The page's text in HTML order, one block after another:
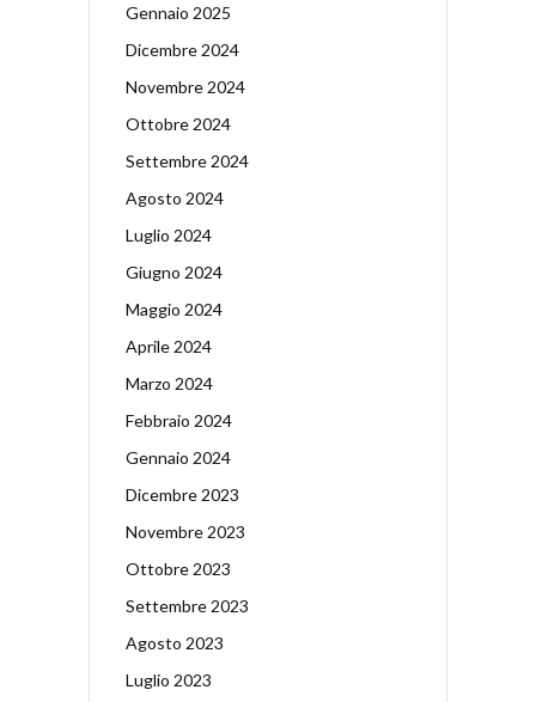
Gennaio 2025
Dicembre 2024
Novembre 2024
Ottobre 2024
Settembre 2024
Agosto 2024
Luglio 2024
Giugno 2024
Maggio 2024
Aprile 2024
Marzo 2024
Febbraio 2024
Gennaio 2024
Dicembre 2023
Novembre 2023
Ottobre 2023
Settembre 2023
Agosto 2023
Luglio 2023